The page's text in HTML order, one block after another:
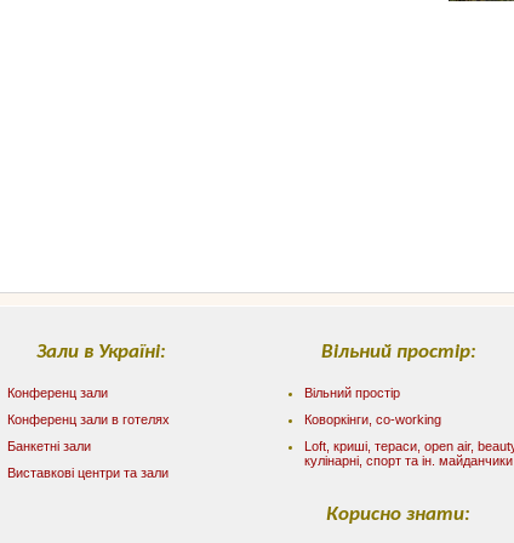
Зали в Україні:
Конференц зали
Конференц зали в готелях
Банкетні зали
Виставкові центри та зали
Вільний простір:
Вільний простір
Коворкінги, co-working
Loft, криші, тераси, оpen air,
кулінарні, спорт та ін. майданчики
Корисно знати: